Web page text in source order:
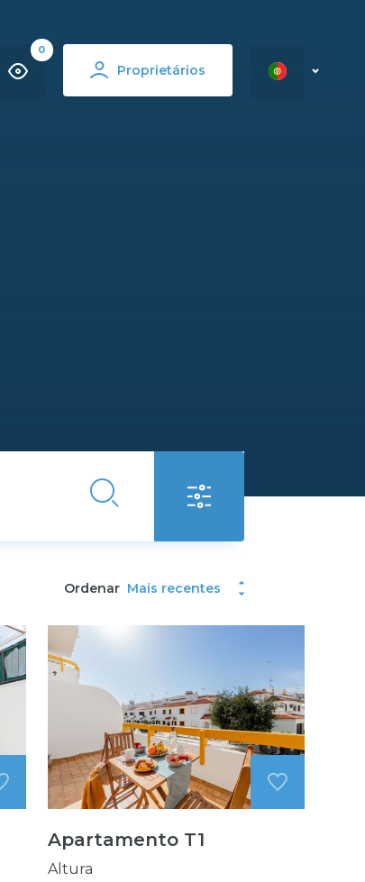
0
Proprietários
Ordenar Mais recentes
Apartamento T1
Altura